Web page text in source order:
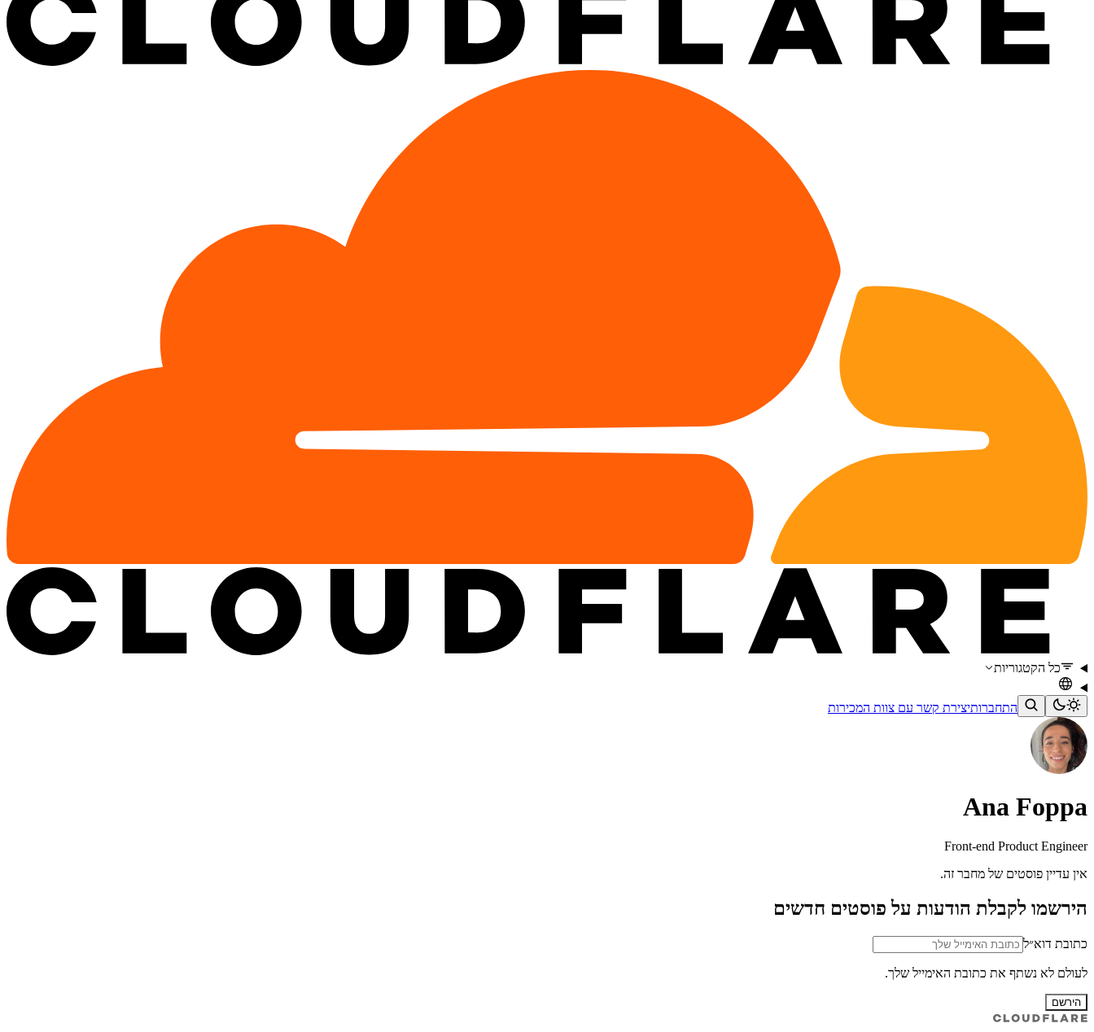
כל הקטגוריות
התחברותיצירת קשר עם צוות המכירות
Ana Foppa
Front-end Product Engineer
אין עדיין פוסטים של מחבר זה.
הירשמו לקבלת הודעות על פוסטים חדשים
כתובת דוא״ל
לעולם לא נשתף את כתובת האימייל שלך.
הירשם